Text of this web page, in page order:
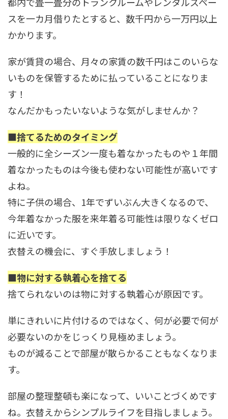
スを一カ月借りたとすると、数千円から一万円以上
かかります。
家が賃貸の場合、月々の家賃の数千円はこのいらな
いものを保管するために払っている ことになりま
す！
なんだかもったいないような気がしませんか？
■捨てるためのタイミング
一般的に全シーズン一度も着なかったものや１年間
着なかったものは今後も使わない可能性が高いです
よね。
特に子供の場合、1年でずいぶん大きくなるので、
今年着なかった服を来年着る可能性は限りなくゼロ
に近いです。
衣替えの機会に、すぐ手放しましょう！
■物に対する執着心を捨てる
捨てられないのは物に対する執着心が原因です。
単にきれいに片付けるのではなく、何が必要で何が
必要ないのかをじっくり見極めましょう。
ものが減ることで部屋が散らかることもなくなりま
す。
部屋の整理整頓も楽になって、いいことづくめです
ね。衣替えからシンプルライフを目指しましょう。